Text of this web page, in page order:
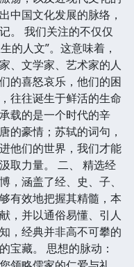
中国文化发展的脉络，
。 我们关注的不仅仅
的人文”。这意味着，
、文学家、艺术家的人
的喜怒哀乐，他们的困
往往诞生于鲜活的生命
载的是一个时代的辛
的豪情；苏轼的词句，
他们的世界，我们才能
取力量。 二、 精选经
，涵盖了经、史、子、
有效地把握其精髓，本
，并以通俗易懂、引人
，经典并非高不可攀的
宝藏。 思想的脉动：